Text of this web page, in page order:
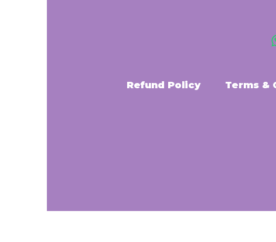
Refund Policy Terms &